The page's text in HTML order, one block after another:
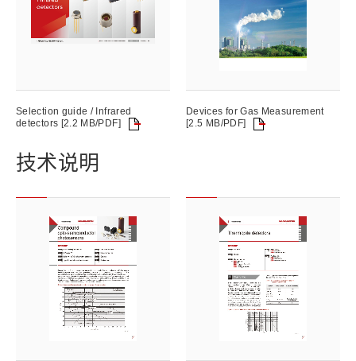
Selection guide / Infrared
detectors [2.2 MB/PDF]
Devices for Gas Measurement
[2.5 MB/PDF]
技术说明